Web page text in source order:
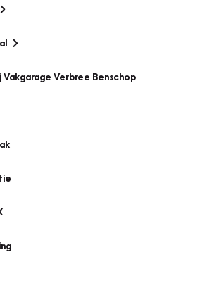
Vakgarage Verbree Benschop